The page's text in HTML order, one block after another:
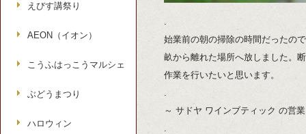
.
始業前の朝の掃除の時間だったの
畝から離れた場所へ放しました。
作業を行いたいと思います。
.
～ サドヤ ワインブティック の営
.
えびす講祭り
AEON（イオン）
こうふはっこうマルシェ
ぶどうまつり
ハロウィン